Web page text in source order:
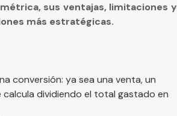
sus ventajas, limitaciones y
más estratégicas.
conversión: ya sea una venta, un
calcula dividiendo el total gastado en